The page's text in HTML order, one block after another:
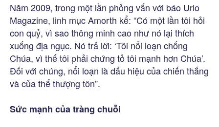
Năm 2009, trong một lần phỏng vấn với báo Urlo
Magazine, linh mục Amorth kể: “Có một lần tôi hỏi
con quỷ, vì sao thông minh cao như nó lại thích
xuống địa ngục. Nó trả lời: ‘Tôi nổi loạn chống
Chúa, vì thế tôi phải chứng tỏ tôi mạnh hơn Chúa’.
Đối với chúng, nổi loạn là dấu hiệu của chiến thắng
và của thế thượng tôn”.
Sức mạnh của tràng chuỗi